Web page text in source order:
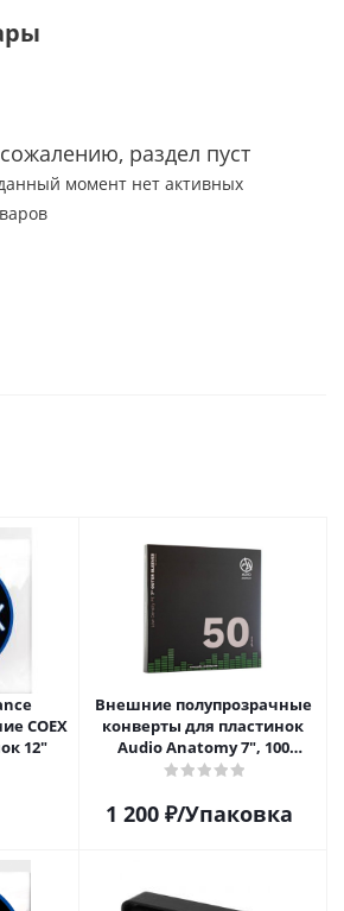
раздел пуст
момент нет активных
COEX
12"
Внешние полупрозрачные
конверты для пластинок
Audio Anatomy 7", 100
микрон, полиэтилен (50 шт)
1 200₽/Упаковка